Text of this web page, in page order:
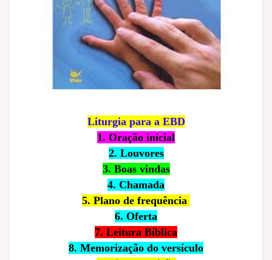
Liturgia para a EBD
1. Oração inicial
2. Louvores
3. Boas vindas
4. Chamada
5. Plano de frequência
6. Oferta
7. Leitura Bíblica
8. Memorização do versículo